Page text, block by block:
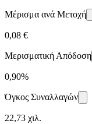
Μέρισμα ανά Μετοχή
0,08 €
Μερισματική Απόδοση
0,90%
Όγκος Συναλλαγών
22,73 χιλ.